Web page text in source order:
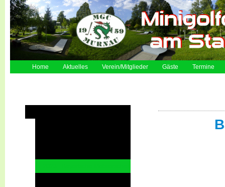
Home Aktuelles Verein/Mitglieder Gäste Termine